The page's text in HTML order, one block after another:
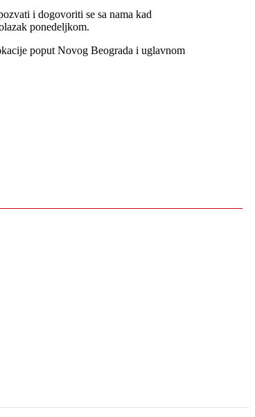
i dogovoriti se sa nama kad
ponedeljkom.
poput Novog Beograda i uglavnom